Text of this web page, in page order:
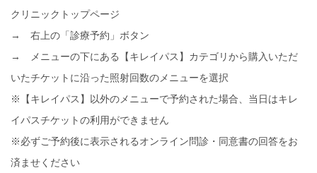
クリニックトップページ
→ 右上の「診療予約」ボタン
→ メニューの下にある【キレイパス】カテゴリから購入いただ
いたチケットに沿った照射回数のメニューを選択
※【キレイパス】以外のメニューで予約された場合、当日はキレ
イパスチケットの利用ができません
※必ずご予約後に表示されるオンライン問診・同意書の回答をお
済ませください